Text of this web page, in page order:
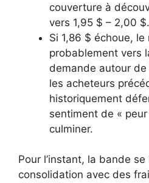
couverture à
vers 1,95 $ – 2,00 $.
Si 1,86 $ échoue,
probablement vers
demande autour de
les acheteurs
historiquement
sentiment de «
culminer.
Pour l’instant, la bande
consolidation avec des